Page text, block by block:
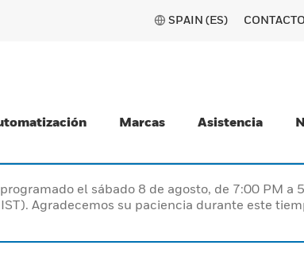
SPAIN (ES) CONTACTO
Marcas Asistencia
el sábado 8 de agosto, de 7:00 PM a
Agradecemos su paciencia durante este